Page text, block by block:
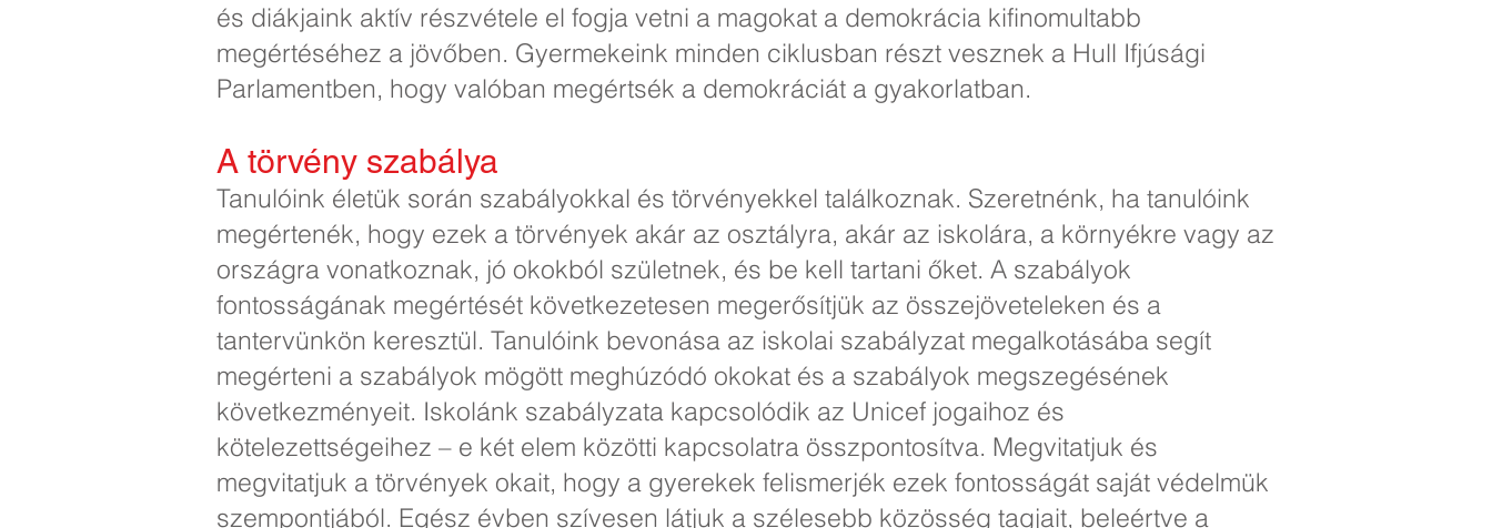
és diákjaink aktív részvétele el fogja vetni a magokat a demokrácia kifinomultabb
megértéséhez a jövőben. Gyermekeink minden ciklusban részt vesznek a Hull Ifjúsági
Parlamentben, hogy valóban megértsék a demokráciát a gyakorlatban.
A törvény szabálya
Tanulóink életük során szabályokkal és törvényekkel találkoznak. Szeretnénk, ha tanulóink
megértenék, hogy ezek a törvények akár az osztályra, akár az iskolára, a környékre vagy az
országra vonatkoznak, jó okokból születnek, és be kell tartani őket. A szabályok
fontosságának megértését következetesen megerősítjük az összejöveteleken és a
tantervünkön keresztül. Tanulóink bevonása az iskolai szabályzat megalkotásába segít
megérteni a szabályok mögött meghúzódó okokat és a szabályok megszegésének
következményeit. Iskolánk szabályzata kapcsolódik az Unicef jogaihoz és
kötelezettségeihez – e két elem közötti kapcsolatra összpontosítva. Megvitatjuk és
megvitatjuk a törvények okait, hogy a gyerekek felismerjék ezek fontosságát saját védelmük
szempontjából. Egész évben szívesen látjuk a szélesebb közösség tagjait, beleértve a